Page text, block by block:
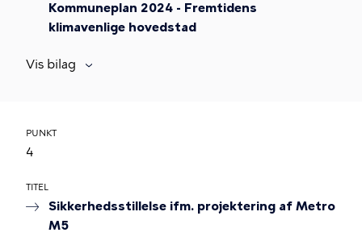
Kommuneplan 2024 - Fremtidens
klimavenlige hovedstad
Vis bilag
PUNKT
4
TITEL
Sikkerhedsstillelse ifm. projektering af Metro
M5